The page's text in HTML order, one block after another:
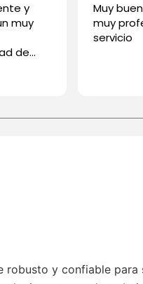
y
muy
de
Muy
muy
servicio
y confiable para